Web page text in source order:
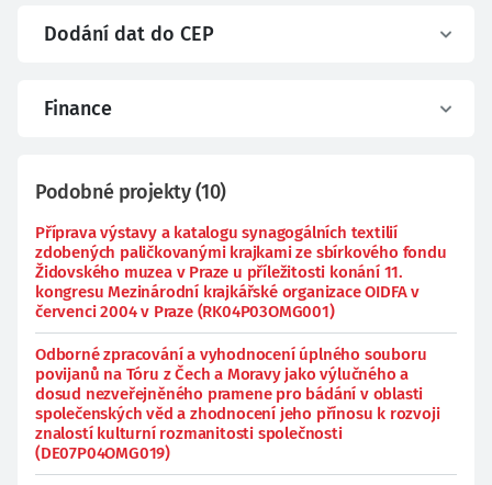
Dodání dat do CEP
Finance
Podobné projekty(10)
Příprava výstavy a katalogu synagogálních textilií
zdobených paličkovanými krajkami ze sbírkového fondu
Židovského muzea v Praze u příležitosti konání 11.
kongresu Mezinárodní krajkářské organizace OIDFA v
červenci 2004 v Praze (RK04P03OMG001)
Odborné zpracování a vyhodnocení úplného souboru
povijanů na Tóru z Čech a Moravy jako výlučného a
dosud nezveřejněného pramene pro bádání v oblasti
společenských věd a zhodnocení jeho přínosu k rozvoji
znalostí kulturní rozmanitosti společnosti
(DE07P04OMG019)